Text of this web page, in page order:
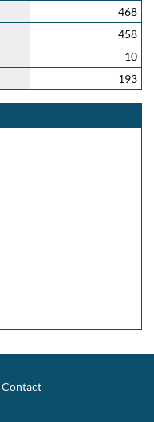
468
458
10
193
Contact